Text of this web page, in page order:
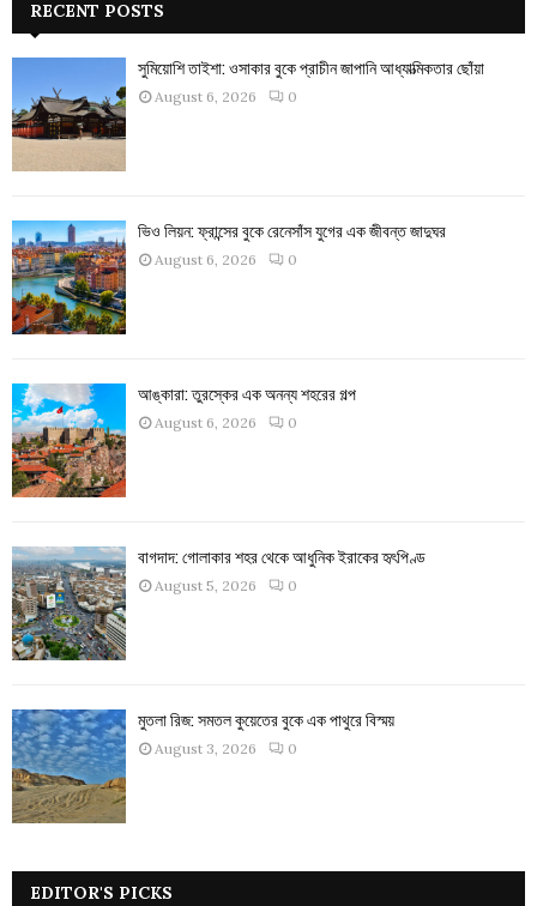
RECENT POSTS
সুমিয়োশি তাইশা: ওসাকার বুকে প্রাচীন জাপানি আধ্যাত্মিকতার ছোঁয়া
August 6, 2026 0
ভিও লিয়ন: ফ্রান্সের বুকে রেনেসাঁস যুগের এক জীবন্ত জাদুঘর
August 6, 2026 0
আঙ্কারা: তুরস্কের এক অনন্য শহরের গল্প
August 6, 2026 0
বাগদাদ: গোলাকার শহর থেকে আধুনিক ইরাকের হৃৎপিণ্ড
August 5, 2026 0
মুতলা রিজ: সমতল কুয়েতের বুকে এক পাথুরে বিস্ময়
August 3, 2026 0
EDITOR'S PICKS